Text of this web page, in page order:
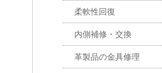
柔軟性回復
内側補修・交換
革製品の金具修理